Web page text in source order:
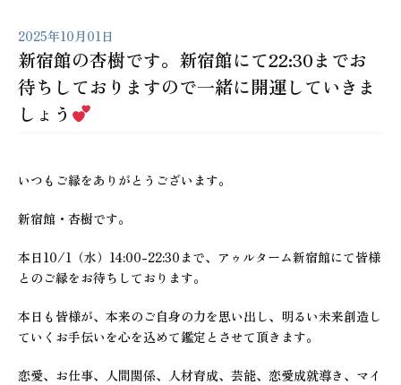
2025年10月01日
新宿館の杏樹です。新宿館にて22:30までお
待ちしておりますので一緒に開運していきま
しょう
いつもご縁をありがとうございます。
新宿館・杏樹です。
本日10/1（水）14:00-22:30まで、アゥルターム新宿館にて皆様
とのご縁をお待ちしております。
本日も皆様が、本来のご自身の力を思い出し、明るい未来創造し
ていくお手伝いを心を込めて鑑定とさせて頂きます。
恋愛、お仕事、人間関係、人材育成、芸能、恋愛成就導き、マイ